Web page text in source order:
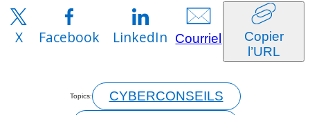
X Facebook LinkedIn Courriel
Copier
l’URL
Topics:
CYBERCONSEILS